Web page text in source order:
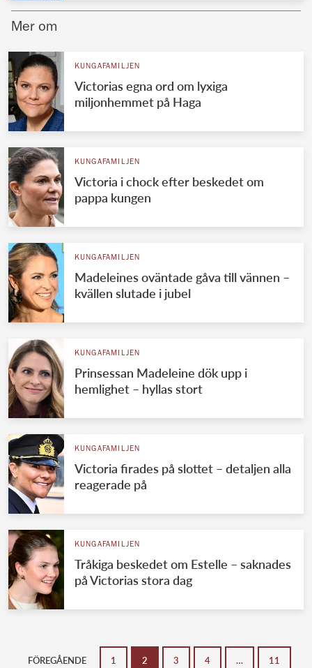
Mer om
KUNGAFAMILJEN
Victorias egna ord om lyxiga
miljonhemmet på Haga
KUNGAFAMILJEN
Victoria i chock efter beskedet om
pappa kungen
KUNGAFAMILJEN
Madeleines oväntade gåva till vännen –
kvällen slutade i jubel
KUNGAFAMILJEN
Prinsessan Madeleine dök upp i
hemlighet – hyllas stort
KUNGAFAMILJEN
Victoria firades på slottet – detaljen alla
reagerade på
KUNGAFAMILJEN
Tråkiga beskedet om Estelle – saknades
på Victorias stora dag
FÖREGÅENDE 1 2 3 4 … 11